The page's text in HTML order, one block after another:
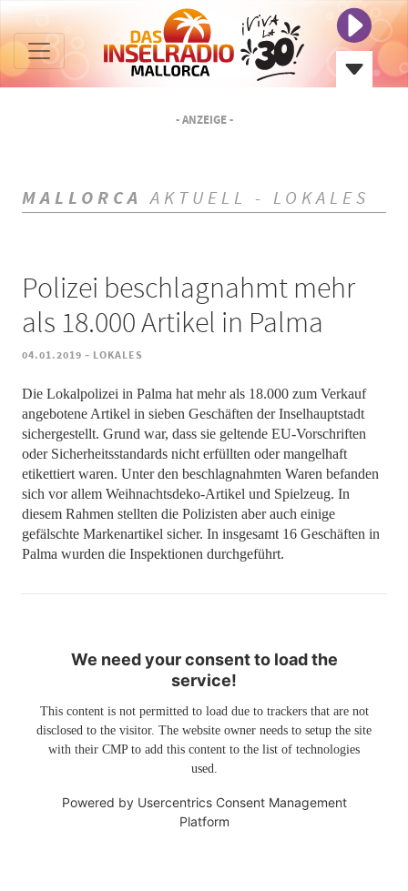
- ANZEIGE -
MALLORCA AKTUELL - LOKALES
Polizei beschlagnahmt mehr
als 18.000 Artikel in Palma
04.01.2019 - LOKALES
Die Lokalpolizei in Palma hat mehr als 18.000 zum Verkauf
angebotene Artikel in sieben Geschäften der Inselhauptstadt
sichergestellt. Grund war, dass sie geltende EU-Vorschriften
oder Sicherheitsstandards nicht erfüllten oder mangelhaft
etikettiert waren. Unter den beschlagnahmten Waren befanden
sich vor allem Weihnachtsdeko-Artikel und Spielzeug. In
diesem Rahmen stellten die Polizisten aber auch einige
gefälschte Markenartikel sicher. In insgesamt 16 Geschäften in
Palma wurden die Inspektionen durchgeführt.
We need your consent to load the
service!
This content is not permitted to load due to trackers that are not
disclosed to the visitor. The website owner needs to setup the site
with their CMP to add this content to the list of technologies
used.
Powered by Usercentrics Consent Management
Platform